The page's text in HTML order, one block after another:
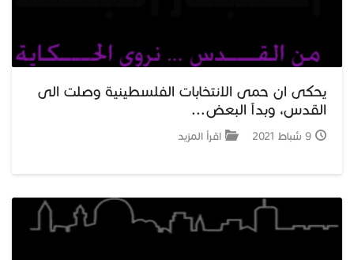
يحكى ان حمى الانتخابات الفلسطينية وصلت الى
القدس، وبدآ البعض...
9 شباط 2021 اقرأ المزيد